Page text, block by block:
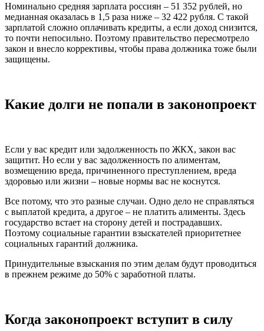
Номинально средняя зарплата россиян – 51 352 рублей, но
медианная оказалась в 1,5 раза ниже – 32 422 рубля. С такой
зарплатой сложно оплачивать кредиты, а если доход снизится,
то почти непосильно. Поэтому правительство пересмотрело
закон и внесло коррективы, чтобы права должника тоже были
защищены.
Какие долги не попали в законопроект
Если у вас кредит или задолженность по ЖКХ, закон вас
защитит. Но если у вас задолженность по алиментам,
возмещению вреда, причиненного преступлением, вреда
здоровью или жизни – новые нормы вас не коснутся.
Все потому, что это разные случаи. Одно дело не справляться
с выплатой кредита, а другое – не платить алименты. Здесь
государство встает на сторону детей и пострадавших.
Поэтому социальные гарантии взыскателей приоритетнее
социальных гарантий должника.
Принудительные взыскания по этим делам будут проводиться
в прежнем режиме до 50% с заработной платы.
Когда законопроект вступит в силу